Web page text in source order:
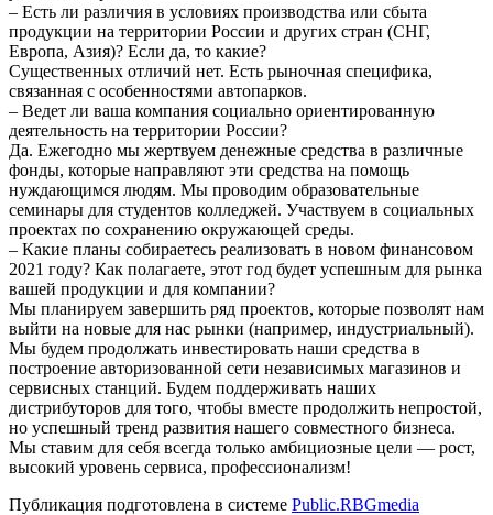
– Есть ли различия в условиях производства или сбыта
продукции на территории России и других стран (СНГ,
Европа, Азия)? Если да, то какие?
Существенных отличий нет. Есть рыночная специфика,
связанная с особенностями автопарков.
– Ведет ли ваша компания социально ориентированную
деятельность на территории России?
Да. Ежегодно мы жертвуем денежные средства в различные
фонды, которые направляют эти средства на помощь
нуждающимся людям. Мы проводим образовательные
семинары для студентов колледжей. Участвуем в социальных
проектах по сохранению окружающей среды.
– Какие планы собираетесь реализовать в новом финансовом
2021 году? Как полагаете, этот год будет успешным для рынка
вашей продукции и для компании?
Мы планируем завершить ряд проектов, которые позволят нам
выйти на новые для нас рынки (например, индустриальный).
Мы будем продолжать инвестировать наши средства в
построение авторизованной сети независимых магазинов и
сервисных станций. Будем поддерживать наших
дистрибуторов для того, чтобы вместе продолжить непростой,
но успешный тренд развития нашего совместного бизнеса.
Мы ставим для себя всегда только амбициозные цели — рост,
высокий уровень сервиса, профессионализм!
Публикация подготовлена в системе Public.RBGmedia